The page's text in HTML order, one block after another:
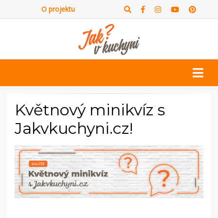
O projektu
Květnový minikvíz s
Jakvkuchyni.cz!